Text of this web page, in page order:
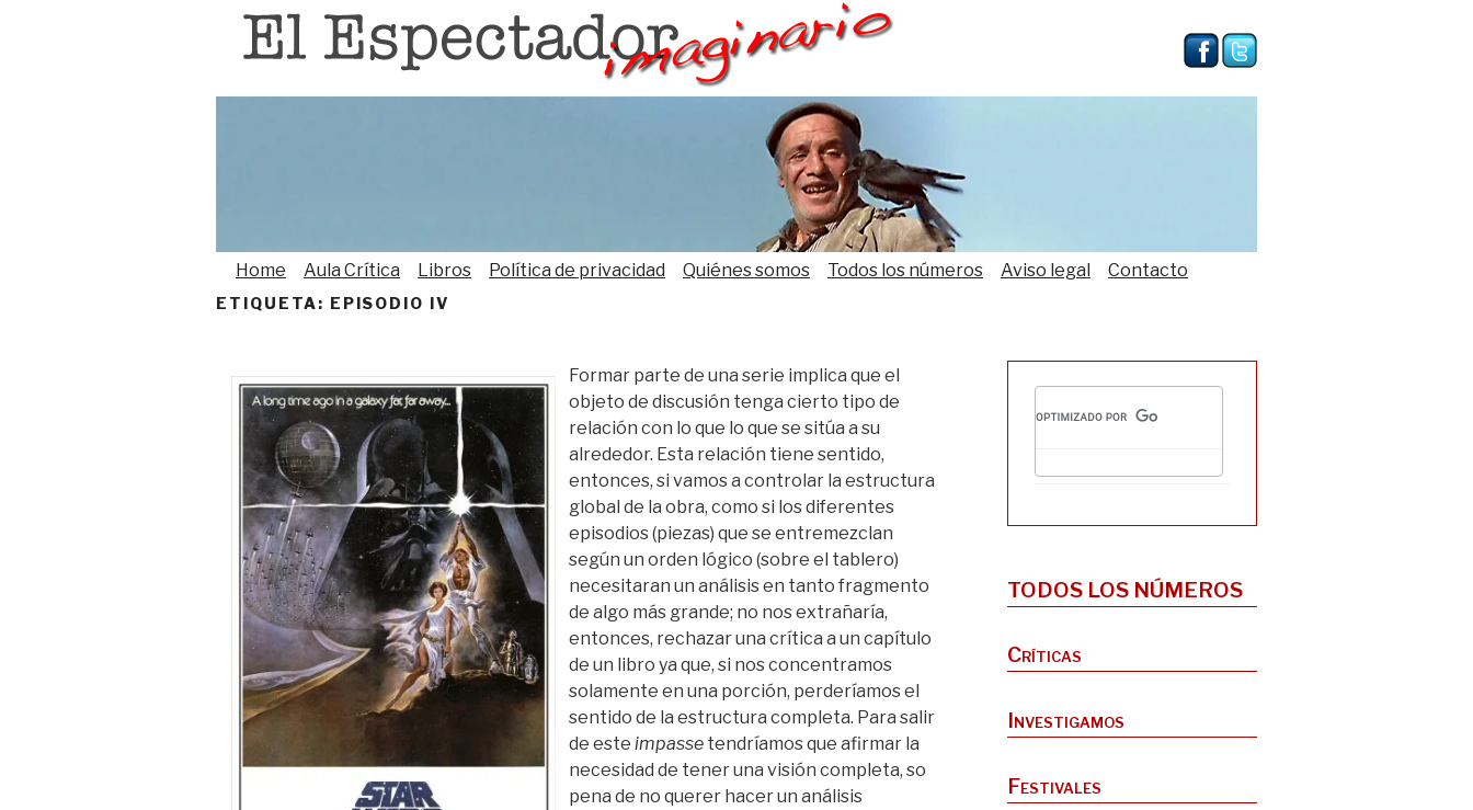
Home Aula Crítica Libros Política de privacidad Quiénes somos Todos los números Aviso legal Contacto
ETIQUETA: EPISODIO IV
Formar parte de una serie implica que el
objeto de discusión tenga cierto tipo de
relación con lo que lo que se sitúa a su
alrededor. Esta relación tiene sentido,
entonces, si vamos a controlar la estructura
global de la obra, como si los diferentes
episodios (piezas) que se entremezclan
según un orden lógico (sobre el tablero)
necesitaran un análisis en tanto fragmento
de algo más grande; no nos extrañaría,
entonces, rechazar una crítica a un capítulo
de un libro ya que, si nos concentramos
solamente en una porción, perderíamos el
sentido de la estructura completa. Para salir
de este impasse tendríamos que afirmar la
necesidad de tener una visión completa, so
pena de no querer hacer un análisis
TODOS LOS NÚMEROS
Críticas
Investigamos
Festivales